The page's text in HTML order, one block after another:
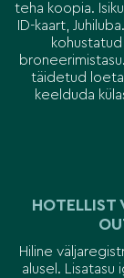
teha koopia.
ID-kaart,
täidetud
keelduda
HOTELLIST
Hiline
alusel. Lisatasu